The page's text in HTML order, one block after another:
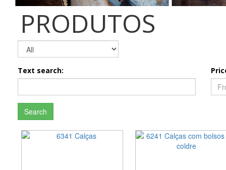
PRODUTOS
Text search:
Search